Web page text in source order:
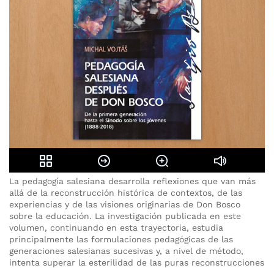
La pedagogía salesiana desarrolla reflexiones que van más
allá de la reconstrucción histórica de contextos, de las
experiencias y de las visiones originarias de Don Bosco
sobre la educación. La investigación publicada en este
volumen, continuando en esta trayectoria, estudia
principalmente las formulaciones pedagógicas de las
generaciones salesianas sucesivas y, a nivel de método,
intenta superar la esterilidad de las puras reconstrucciones